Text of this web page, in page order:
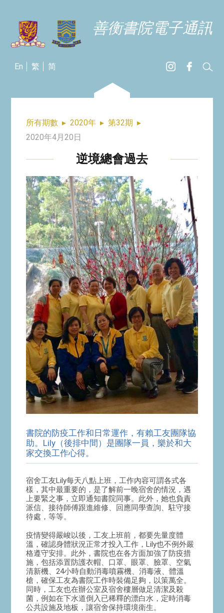
善衡書院電子通訊
En 繁 简
所有期數 ▸ 2020年 ▸ 第32期 ▸
2020年4月20日
逆境總會過去
書院的防疫工作和日常運作，有賴工友團隊協
助。Lily（後排中間）是團隊一員，樂於和大
家交換工作心得。
宿舍工友Lily每天八點上班，工作內容可謂各式各
樣，其中最重要的，是了解前一晚宿舍的情況，遇
上要緊之事，立即通知書院同事。此外，她也負責
派信、接待師傅跟進維修、回應同學查詢、駐守接
待處，等等。
疫情變得嚴峻以後，工友上班前，都要先量度體
溫，確認身體狀況正常才投入工作，Lily也不例外嚴
格遵守安排。此外，書院也在各方面加強了防疫措
施，包括添置防護衣帽、口罩、眼罩、臉罩、空氣
清新機、24小時自動消毒噴霧機、消毒液、體溫
槍，確保工友為書院工作時裝備足夠，以策萬全。
同時，工友也在辦公室及宿舍樓層做足清潔及殺
菌，例如在下水道倒入已稀釋的漂白水，定時消毒
公共設施及地板，讓宿舍保持環境衛生。